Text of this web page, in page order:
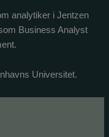
analytiker i Jentzen
Business Analyst
Universitet.